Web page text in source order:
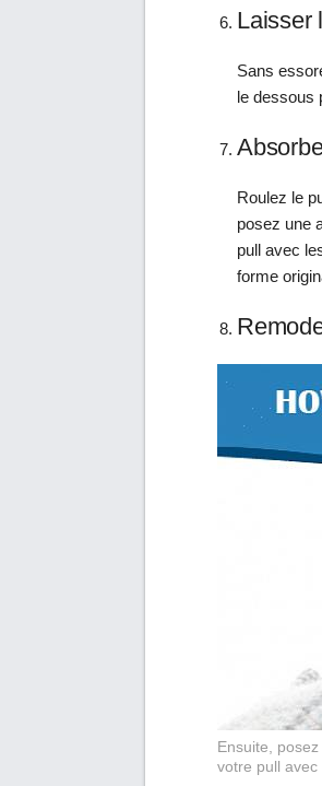
Laisser
Sans
le dessous
Roulez le
posez une
pull avec
forme
Ensuite,
votre pull